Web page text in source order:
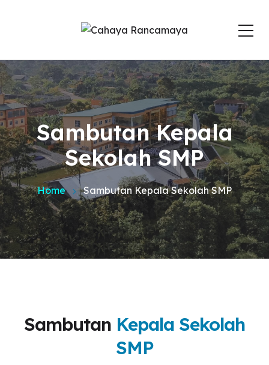
Sambutan Kepala
Sekolah SMP
Home Sambutan Kepala Sekolah SMP
Sambutan Kepala Sekolah
SMP